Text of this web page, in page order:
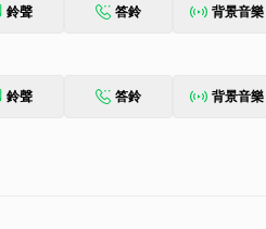
鈴聲 答鈴 背景音樂
鈴聲 答鈴 背景音樂